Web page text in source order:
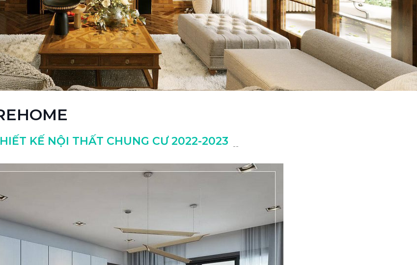
KẾ NỘI THẤT CHUNG CƯ 2022-2023 --